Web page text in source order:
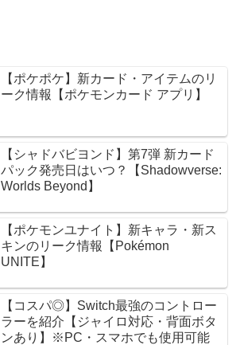
【ポケポケ】新カード・アイテムのリ
ーク情報【ポケモンカード アプリ】
【シャドバビヨンド】第7弾 新カード
パック発売日はいつ？【Shadowverse:
Worlds Beyond】
【ポケモンユナイト】新キャラ・新ス
キンのリーク情報【Pokémon
UNITE】
【コスパ◎】Switch最強のコントロー
ラーを紹介【ジャイロ対応・背面ボタ
ンあり】※PC・スマホでも使用可能